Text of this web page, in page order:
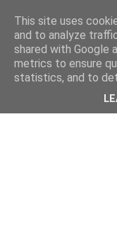
This site uses
and to analyze
shared with Google
metrics to ensure
statistics, and to